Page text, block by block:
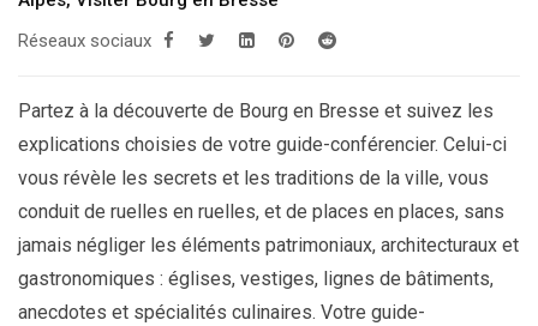
Réseaux sociaux
Partez à la découverte de Bourg en Bresse et suivez les
explications choisies de votre guide-conférencier. Celui-ci
vous révèle les secrets et les traditions de la ville, vous
conduit de ruelles en ruelles, et de places en places, sans
jamais négliger les éléments patrimoniaux, architecturaux et
gastronomiques : églises, vestiges, lignes de bâtiments,
anecdotes et spécialités culinaires. Votre guide-